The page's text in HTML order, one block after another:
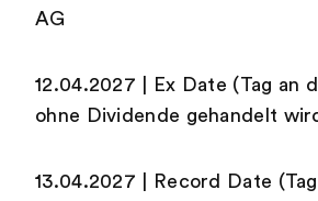
AG
12.04.2027 | Ex Date (Tag an
ohne Dividende gehandelt
13.04.2027 | Record Date